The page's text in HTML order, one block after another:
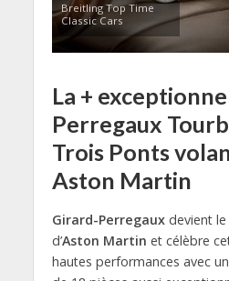
Breitling Top Time
Classic Cars
La +
Perregaux
Trois Ponts
Aston Martin
Girard-Perregauxdevient le
d’Aston Martin et célèbre
hautes performances avec